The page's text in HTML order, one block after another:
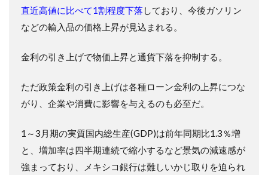
直近高値に比べて1割程度下落 しており、今後ガソリン
などの輸入品の価格上昇が見込まれる。
金利の引き上げで物価上昇と通貨下落を抑制する。
ただ政策金利の引き上げは各種ローン金利の上昇につな
がり、企業や消費に影響を与えるのも必至だ。
1～3月期の実質国内総生産(GDP)は前年同期比1.3％増
と、増加率は四半期連続で縮小するなど景気の減速感が
強まっており、メキシコ銀行は難しいかじ取りを迫られ